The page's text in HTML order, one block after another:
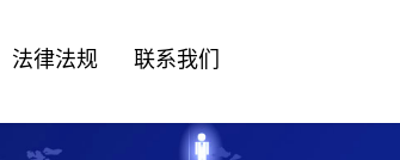
法律法规 联系我们